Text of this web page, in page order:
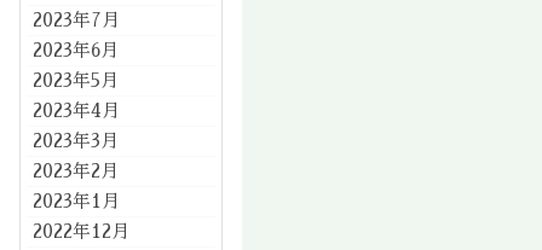
2023年7月
2023年6月
2023年5月
2023年4月
2023年3月
2023年2月
2023年1月
2022年12月